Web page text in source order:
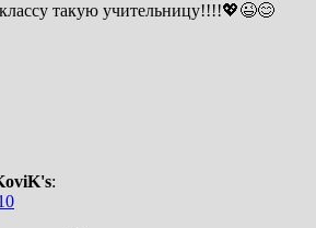
такую учительницу!!!!💖😉😊
: